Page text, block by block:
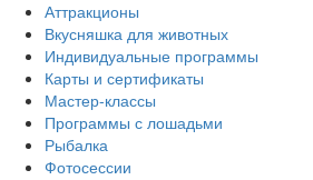
Аттракционы
Вкусняшка для животных
Индивидуальные программы
Карты и сертификаты
Мастер-классы
Программы с лошадьми
Рыбалка
Фотосессии